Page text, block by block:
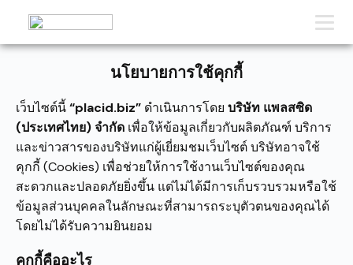
นโยบายการใช้คุกกี้
เว็บไซต์นี้“placid.biz” ดำเนินการโดย บริษัท แพลสซิด
(ประเทศไทย) จำกัด เพื่อให้ข้อมูลเกี่ยวกับผลิตภัณฑ์ บริการ
และข่าวสารของบริษัทแก่ผู้เยี่ยมชมเว็บไซต์ บริษัทอาจใช้
คุกกี้ (Cookies) เพื่อช่วยให้การใช้งานเว็บไซต์ของคุณ
สะดวกและปลอดภัยยิ่งขึ้น แต่ไม่ได้มีการเก็บรวบรวมหรือใช้
ข้อมูลส่วนบุคคลในลักษณะที่สามารถระบุตัวตนของคุณได้
โดยไม่ได้รับความยินยอม
คุกกี้คืออะไร